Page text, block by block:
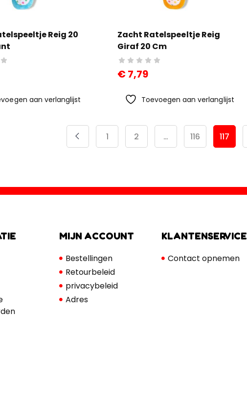
Reig 20
aan verlanglijst
Zacht Ratelspeeltje Reig
Giraf 20 Cm
€7,79
Toevoegen aan verlanglijst
1 2 … 116 117
MIJN ACCOUNT
Bestellingen
Retourbeleid
privacybeleid
Adres
KLANTENSERVICE
Contact opnemen